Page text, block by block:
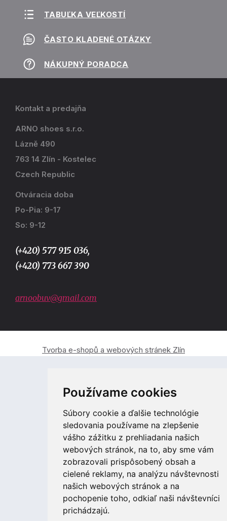
Používame cookies
Súbory cookie a ďalšie technológie
sledovania používame na zlepšenie
vášho zážitku z prehliadania našich
webových stránok, na to, aby sme vám
zobrazovali prispôsobený obsah a
cielené reklamy, na analýzu návštevnosti
našich webových stránok a na
pochopenie toho, odkiaľ naši návštevníci
prichádzajú.
TABUĽKA VEĽKOSTÍ
ČASTO KLADENÉ OTÁZKY
NÁKUPNÝ PORADCA
Kontakt a predajňa
ARNO shoes s.r.o.
Lázně 490
763 14 Zlín - Kostelec
Czech Republic
Otváracia doba
Po-Pia: 9-17
So: 9-12
(+420) 577 915 036,
(+420) 773 667 390
arnoobuv@gmail.com
Tvorba e-shopů a webových stránek Zlín